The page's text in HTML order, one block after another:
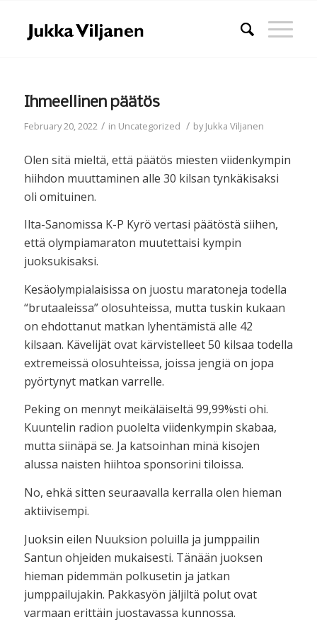
Ihmeellinen päätös
February 20, 2022 / in Uncategorized / byJukka Viljanen
Olen sitä mieltä, että päätös miesten viidenkympin
hiihdon muuttaminen alle 30 kilsan tynkäkisaksi
oli omituinen.
Ilta-Sanomissa K-P Kyrö vertasi päätöstä siihen,
että olympiamaraton muutettaisi kympin
juoksukisaksi.
Kesäolympialaisissa on juostu maratoneja todella
“brutaaleissa” olosuhteissa, mutta tuskin kukaan
on ehdottanut matkan lyhentämistä alle 42
kilsaan. Kävelijät ovat kärvistelleet 50 kilsaa todella
extremeissä olosuhteissa, joissa jengiä on jopa
pyörtynyt matkan varrelle.
Peking on mennyt meikäläiseltä 99,99%sti ohi.
Kuuntelin radion puolelta viidenkympin skabaa,
mutta siinäpä se. Ja katsoinhan minä kisojen
alussa naisten hiihtoa sponsorini tiloissa.
No, ehkä sitten seuraavalla kerralla olen hieman
aktiivisempi.
Juoksin eilen Nuuksion poluilla ja jumppailin
Santun ohjeiden mukaisesti. Tänään juoksen
hieman pidemmän polkusetin ja jatkan
jumppailujakin. Pakkasyön jäljiltä polut ovat
varmaan erittäin juostavassa kunnossa.